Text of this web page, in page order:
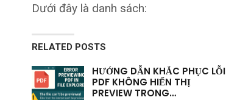
Dưới đây là danh sách:
RELATED POSTS
HƯỚNG DẪN KHẮC PHỤC LỖI
PDF KHÔNG HIỂN THỊ
PREVIEW TRONG…